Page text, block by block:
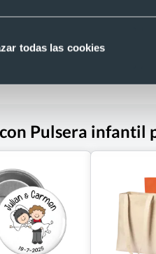
todas las cookies
Desde 0,09 €
Pulsera infantil